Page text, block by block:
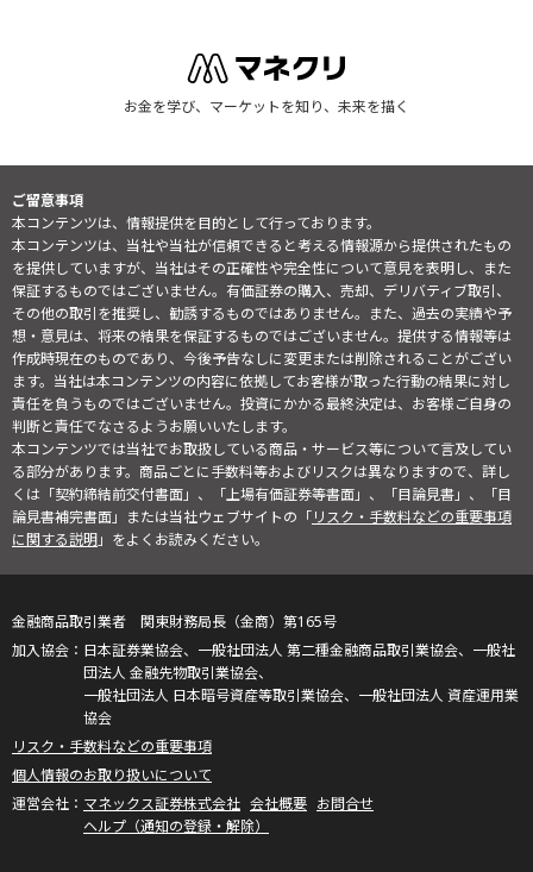
お金を学び、マーケットを知り、未来を描く
ご留意事項
本コンテンツは、情報提供を目的として行っております。
本コンテンツは、当社や当社が信頼できると考える情報源から提供されたもの
を提供していますが、当社はその正確性や完全性について意見を表明し、また
保証するものではございません。有価証券の購入、売却、デリバティブ取引、
その他の取引を推奨し、勧誘するものではありません。また、過去の実績や予
想・意見は、将来の結果を保証するものではございません。提供する情報等は
作成時現在のものであり、今後予告なしに変更または削除されることがござい
ます。当社は本コンテンツの内容に依拠してお客様が取った行動の結果に対し
責任を負うものではございません。投資にかかる最終決定は、お客様ご自身の
判断と責任でなさるようお願いいたします。
本コンテンツでは当社でお取扱している商品・サービス等について言及してい
る部分があります。商品ごとに手数料等およびリスクは異なりますので、詳し
くは「契約締結前交付書面」、「上場有価証券等書面」、「目論見書」、「目
論見書補完書面」または当社ウェブサイトの「リスク・手数料などの重要事項
に関する説明」をよくお読みください。
金融商品取引業者 関東財務局長（金商）第165号
日本証券業協会、一般社団法人 第二種金融商品取引業協会、一般社
団法人 金融先物取引業協会、
一般社団法人 日本暗号資産等取引業協会、一般社団法人 資産運用業
協会
リスク・手数料などの重要事項
個人情報のお取り扱いについて
マネックス証券株式会社 会社概要 お問合せ
ヘルプ（通知の登録・解除）